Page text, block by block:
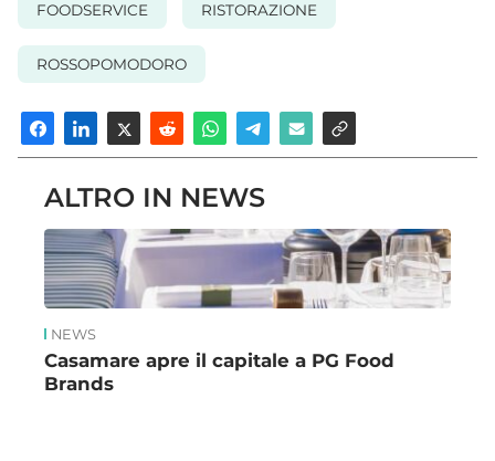
FOODSERVICE RISTORAZIONE
ROSSOPOMODORO
ALTRO IN NEWS
NEWS
Casamare apre il capitale a PG Food
Brands